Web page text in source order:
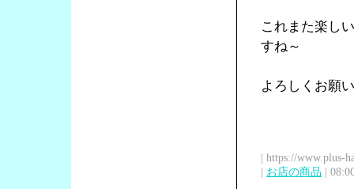
これまた楽し
すね～
よろしくお願
| https://www.plus-
| お店の商品 |